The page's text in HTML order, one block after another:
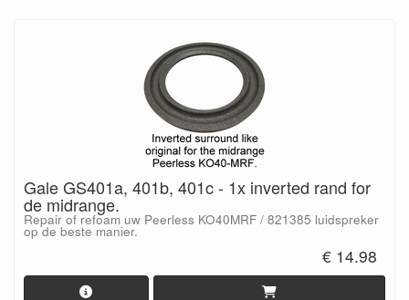
Gale GS401a, 401b, 401c - 1x inverted rand for
de midrange.
Repair of refoam uw Peerless KO40MRF / 821385 luidspreker
op de beste manier.
€ 14.98